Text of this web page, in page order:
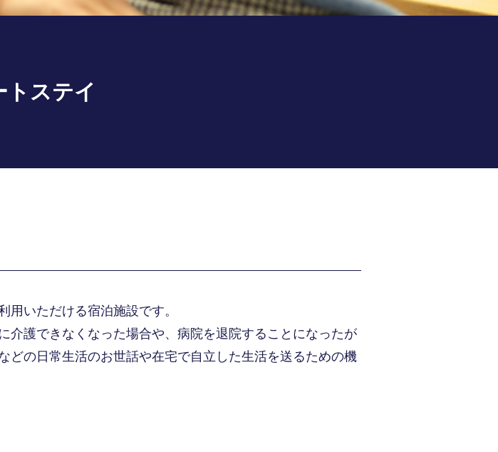
トステイ
いただける宿泊施設です。
介護できなくなった場合や、病院を退院することになったが
の日常生活のお世話や在宅で自立した生活を送るための機